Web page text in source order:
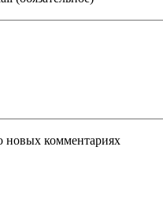
новых комментариях